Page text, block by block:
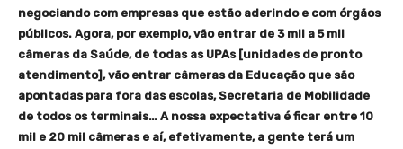
negociando com empresas que estão aderindo e com órgãos
públicos. Agora, por exemplo, vão entrar de 3 mil a 5 mil
câmeras da Saúde, de todas as UPAs [unidades de pronto
atendimento], vão entrar câmeras da Educação que são
apontadas para fora das escolas, Secretaria de Mobilidade
de todos os terminais… A nossa expectativa é ficar entre 10
mil e 20 mil câmeras e aí, efetivamente, a gente terá um